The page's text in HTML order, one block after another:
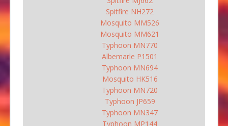
Spitfire NH272
Mosquito MM526
Mosquito MM621
Typhoon MN770
Albemarle P1501
Typhoon MN694
Mosquito HK516
Typhoon MN720
Typhoon JP659
Typhoon MN347
Typhoon MP144